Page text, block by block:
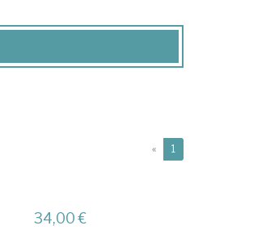
« 1
34,00 €